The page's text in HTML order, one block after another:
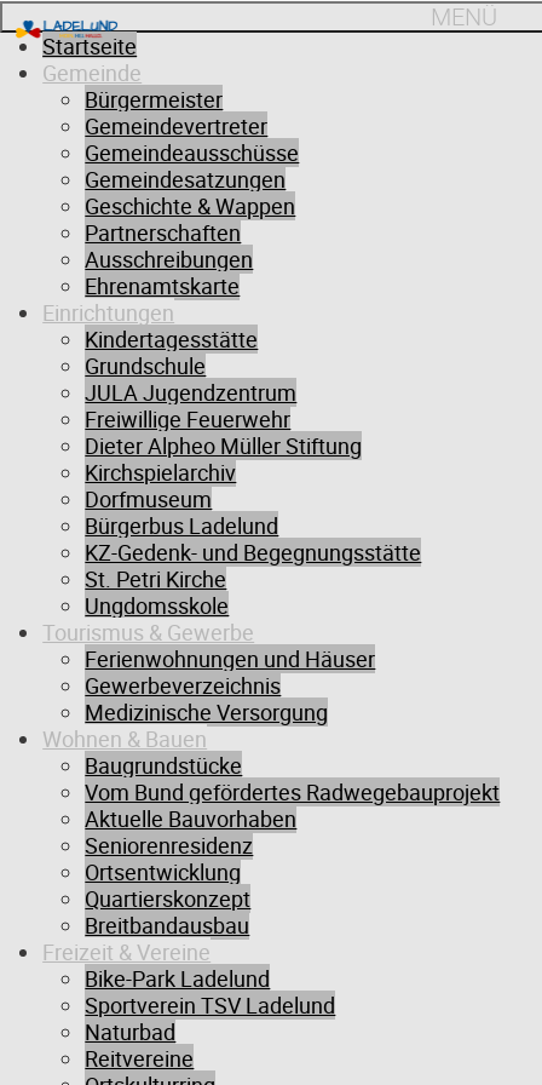
MENÜ
Startseite
Gemeinde
Bürgermeister
Gemeindevertreter
Gemeindeausschüsse
Gemeindesatzungen
Geschichte & Wappen
Partnerschaften
Ausschreibungen
Ehrenamtskarte
Einrichtungen
Kindertagesstätte
Grundschule
JULA Jugendzentrum
Freiwillige Feuerwehr
Dieter Alpheo Müller Stiftung
Kirchspielarchiv
Dorfmuseum
Bürgerbus Ladelund
KZ-Gedenk- und Begegnungsstätte
St. Petri Kirche
Ungdomsskole
Tourismus & Gewerbe
Ferienwohnungen und Häuser
Gewerbeverzeichnis
Medizinische Versorgung
Wohnen & Bauen
Baugrundstücke
Vom Bund gefördertes Radwegebauprojekt
Aktuelle Bauvorhaben
Seniorenresidenz
Ortsentwicklung
Quartierskonzept
Breitbandausbau
Freizeit & Vereine
Bike-Park Ladelund
Sportverein TSV Ladelund
Naturbad
Reitvereine
im äußersten Norden Deutschlands, nur 4 km vor Dänemark, liegt